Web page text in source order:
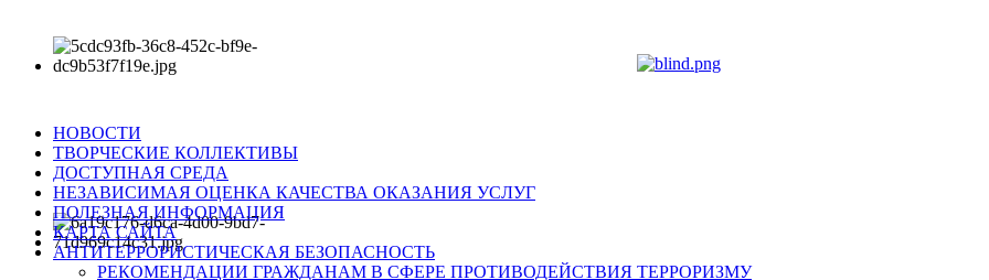
НОВОСТИ
ТВОРЧЕСКИЕ КОЛЛЕКТИВЫ
ДОСТУПНАЯ СРЕДА
НЕЗАВИСИМАЯ ОЦЕНКА КАЧЕСТВА ОКАЗАНИЯ УСЛУГ
ПОЛЕЗНАЯ ИНФОРМАЦИЯ
КАРТА САЙТА
АНТИТЕРРОРИСТИЧЕСКАЯ БЕЗОПАСНОСТЬ
РЕКОМЕНДАЦИИ ГРАЖДАНАМ В СФЕРЕ ПРОТИВОДЕЙСТВИЯ ТЕРРОРИЗМУ